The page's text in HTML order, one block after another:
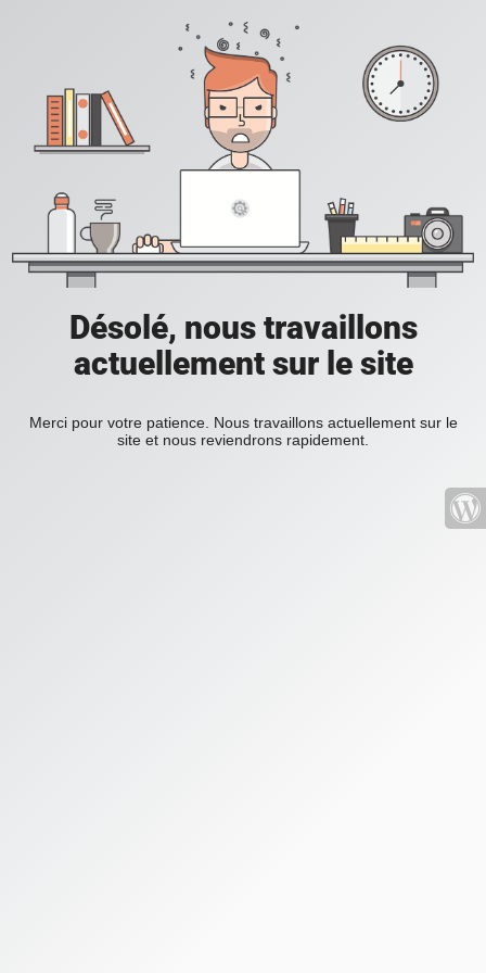
Désolé, nous travaillons
actuellement sur le site
Merci pour votre patience. Nous travaillons actuellement sur le
site et nous reviendrons rapidement.